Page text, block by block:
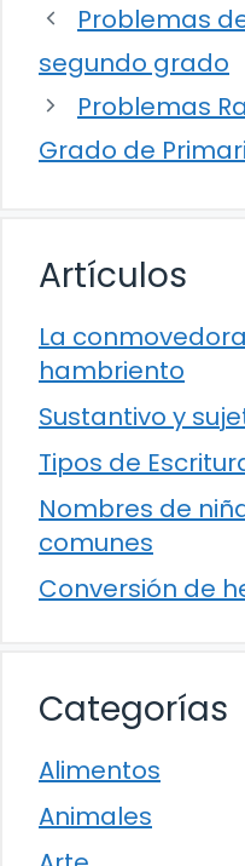
Problemas
segundo grado
Problemas
Grado de
Artículos
La
hambriento
Sustantivo y
Tipos de
Nombres de
comunes
Conversión de
Categorías
Alimentos
Animales